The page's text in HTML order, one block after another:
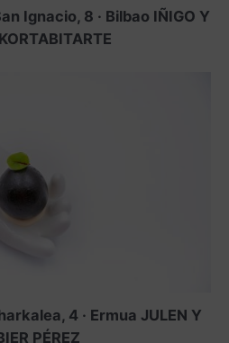
Ignacio, 8 · Bilbao IÑIGO Y
4 · Ermua JULEN Y
PÉREZ